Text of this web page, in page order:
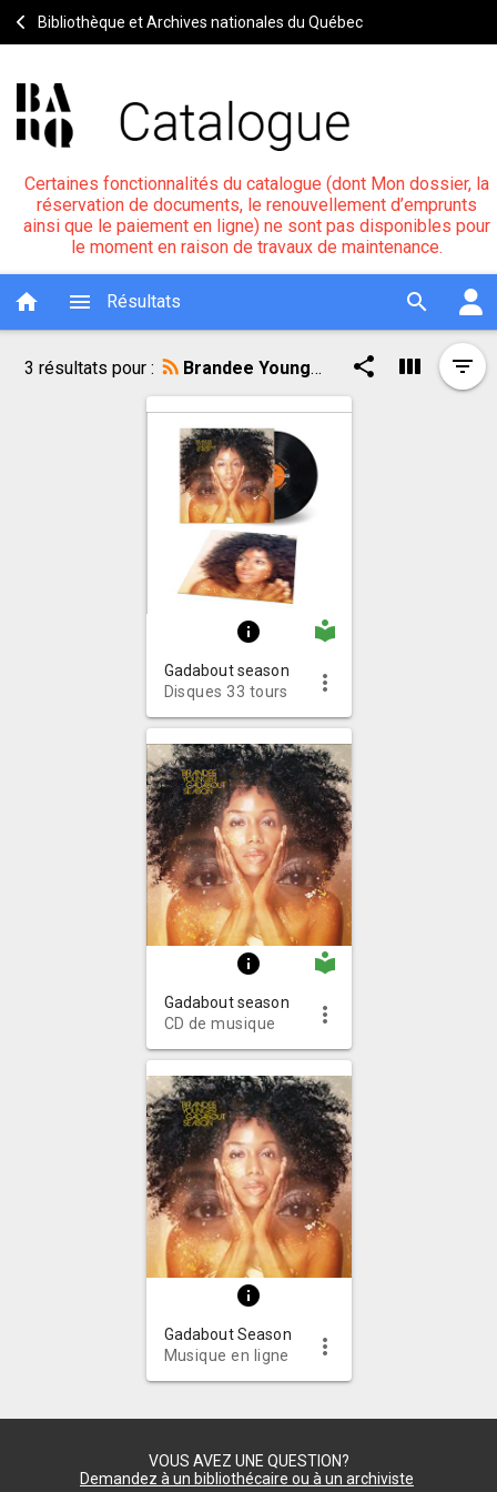
Bibliothèque et Archives nationales du Québec
Certaines fonctionnalités du catalogue (dont Mon dossier, la
réservation de documents, le renouvellement d’emprunts
ainsi que le paiement en ligne) ne sont pas disponibles pour
le moment en raison de travaux de maintenance.
home menu Résultats search
Résultat
Outils
3 résultats pour : Brandee Younger, Gadabout Season share view_week filter_list
info local_library
Gadabout season
Disques 33 tours
more_vert
info local_library
Gadabout season
CD de musique
more_vert
info
Gadabout Season
Musique en ligne
more_vert
VOUS AVEZ UNE QUESTION?
Demandez à un bibliothécaire ou à un archiviste